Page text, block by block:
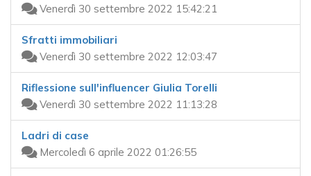
Venerdì 30 settembre 2022 15:42:21
Sfratti immobiliari
Venerdì 30 settembre 2022 12:03:47
Riflessione sull'influencer Giulia Torelli
Venerdì 30 settembre 2022 11:13:28
Ladri di case
Mercoledì 6 aprile 2022 01:26:55